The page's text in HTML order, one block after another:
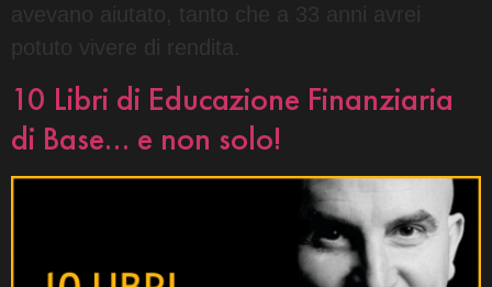
avevano aiutato, tanto che a 33 anni avrei
potuto vivere di rendita.
10 Libri di Educazione Finanziaria
di Base… e non solo!